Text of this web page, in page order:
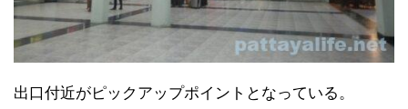
出口付近がピックアップポイントとなっている。